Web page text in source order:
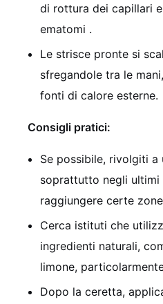
di rottura dei capillari
ematomi .
Le strisce pronte si
sfregandole tra le
fonti di calore esterne.
Consigli pratici:
Se possibile, rivolgiti
soprattutto negli ultimi
raggiungere certe
Cerca istituti che
ingredienti naturali,
limone,
Dopo la ceretta,